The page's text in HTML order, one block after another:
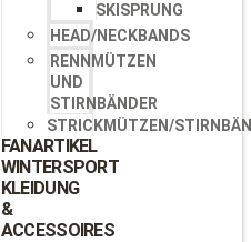
SKISPRUNG
HEAD/NECKBANDS
RENNMÜTZEN
UND
STIRNBÄNDER
STRICKMÜTZEN/
FANARTIKEL
WINTERSPORT
KLEIDUNG
&
ACCESSOIRES